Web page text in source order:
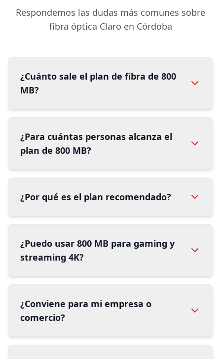
Respondemos las dudas más comunes sobre
fibra óptica Claro en Córdoba
¿Cuánto sale el plan de fibra de 800
MB?
¿Para cuántas personas alcanza el
plan de 800 MB?
¿Por qué es el plan recomendado?
¿Puedo usar 800 MB para gaming y
streaming 4K?
¿Conviene para mi empresa o
comercio?